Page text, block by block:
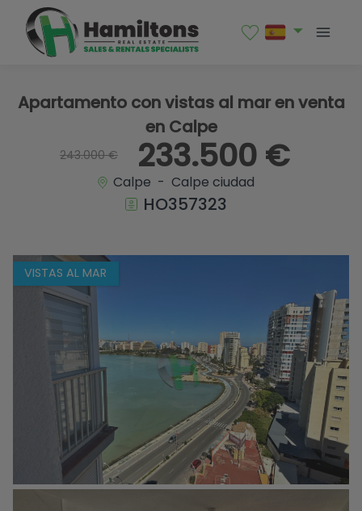
Apartamento con vistas al mar en venta
en Calpe
243.000 € 233.500 €
Calpe - Calpe ciudad
HO357323
VISTAS AL MAR
1 / 30